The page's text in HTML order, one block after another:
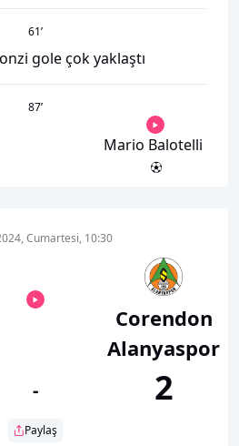
61’
gole çok yaklaştı
87’
Mario Balotelli
Cumartesi, 10:30
-
Paylaş
Corendon
Alanyaspor
2